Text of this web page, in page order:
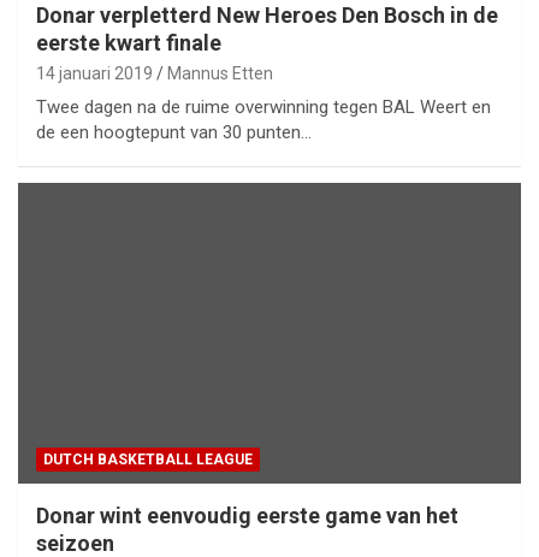
Donar verpletterd New Heroes Den Bosch in de
eerste kwart finale
14 januari 2019 Mannus Etten
Twee dagen na de ruime overwinning tegen BAL Weert en
de een hoogtepunt van 30 punten…
DUTCH BASKETBALL LEAGUE
Donar wint eenvoudig eerste game van het
seizoen